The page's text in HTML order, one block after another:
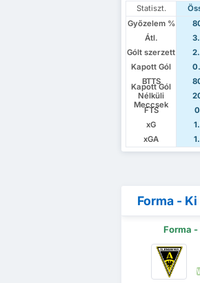
Statiszt.
Győzelem %
Átl.
Gólt szerzett
Kapott Gól
BTTS
Kapott Gól
Nélküli
Meccsek
FTS
xG
xGA
Forma -
Forma -